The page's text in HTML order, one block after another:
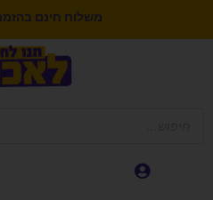
צוברים 5% לקנייה הבאה בנקודות לחברי מועדון